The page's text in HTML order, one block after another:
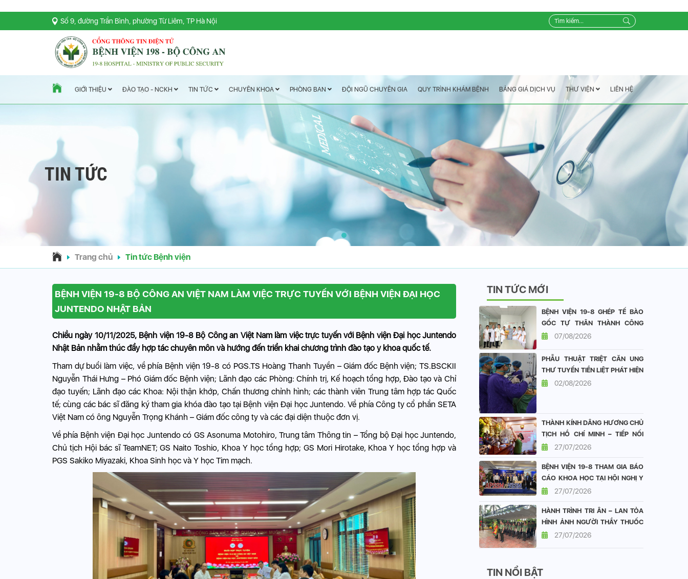
Số 9, đường Trần Bình, phường Từ Liêm, TP Hà Nội
GIỚI THIỆU ĐÀO TẠO - NCKH TIN TỨC CHUYÊN KHOA PHÒNG BAN ĐỘI NGŨ CHUYÊN GIA QUY TRÌNH KHÁM BỆNH BẢNG GIÁ DỊCH VỤ THƯ VIỆN LIÊN HỆ
TIN TỨC
Trang chủ Tin tức Bệnh viện
BỆNH VIỆN 19-8 BỘ CÔNG AN VIỆT NAM LÀM VIỆC TRỰC TUYẾN VỚI BỆNH VIỆN ĐẠI HỌC
JUNTENDO NHẬT BẢN
Chiều ngày 10/11/2025, Bệnh viện 19-8 Bộ Công an Việt Nam làm việc trực tuyến với Bệnh viện Đại học Juntendo
Nhật Bản nhằm thúc đẩy hợp tác chuyên môn và hướng đến triển khai chương trình đào tạo y khoa quốc tế.
Tham dự buổi làm việc, về phía Bệnh viện 19-8 có PGS.TS Hoàng Thanh Tuyền – Giám đốc Bệnh viện; TS.BSCKII
Nguyễn Thái Hưng – Phó Giám đốc Bệnh viện; Lãnh đạo các Phòng: Chính trị, Kế hoạch tổng hợp, Đào tạo và Chỉ
đạo tuyến; Lãnh đạo các Khoa: Nội thận khớp, Chấn thương chỉnh hình; các thành viên Trung tâm hợp tác Quốc
tế; cùng các bác sĩ đăng ký tham gia khóa đào tạo tại Bệnh viện Đại học Juntendo. Về phía Công ty cổ phần SETA
Việt Nam có ông Nguyễn Trọng Khánh – Giám đốc công ty và các đại diện thuộc đơn vị.
Về phía Bệnh viện Đại học Juntendo có GS Asonuma Motohiro, Trung tâm Thông tin – Tổng bộ Đại học Juntendo,
Chủ tịch Hội bác sĩ TeamNET; GS Naito Toshio, Khoa Y học tổng hợp; GS Mori Hirotake, Khoa Y học tổng hợp và
PGS Sakiko Miyazaki, Khoa Sinh học và Y học Tim mạch.
TIN TỨC MỚI
BỆNH VIỆN 19-8 GHÉP TẾ BÀO
GỐC TỰ THÂN THÀNH CÔNG
CHO BỆNH NHÂN ĐA U TỦY
07/08/2026
PHẪU THUẬT TRIỆT CĂN UNG
THƯ TUYẾN TIỀN LIỆT PHÁT HIỆN
SỚM TẠI BỆNH VIỆN 19-8: DUY
02/08/2026
THÀNH KÍNH DÂNG HƯƠNG CHỦ
TỊCH HỒ CHÍ MINH – TIẾP NỐI
ĐẠO LÝ “UỐNG NƯỚC NHỚ
27/07/2026
BỆNH VIỆN 19-8 THAM GIA BÁO
CÁO KHOA HỌC TẠI HỘI NGHỊ Y
HỌC GIỚI TÍNH CHÂU Á - THÁI
HỌC GIỚI TÍNH VIỆT NAM
27/07/2026
HÀNH TRÌNH TRI ÂN – LAN TỎA
HÌNH ẢNH NGƯỜI THẦY THUỐC
CÔNG AN NHÂN DÂN
27/07/2026
TIN NỔI BẬT